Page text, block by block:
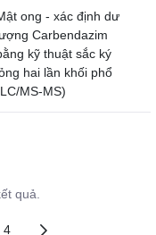
ong - xác định dư
Carbendazim
kỹ thuật sắc ký
hai lần khối phổ
MS-MS)
quả.
4